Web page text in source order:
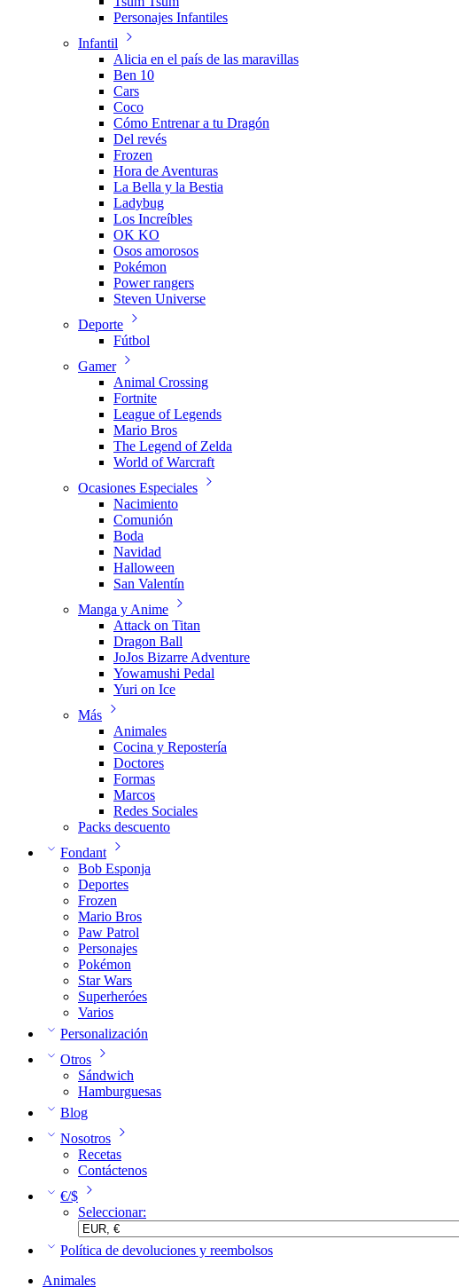
Personajes Infantiles
Infantil
Alicia en el país de las maravillas
Ben 10
Cars
Coco
Cómo Entrenar a tu Dragón
Del revés
Frozen
Hora de Aventuras
La Bella y la Bestia
Ladybug
Los Increíbles
OK KO
Osos amorosos
Pokémon
Power rangers
Steven Universe
Deporte
Fútbol
Gamer
Animal Crossing
Fortnite
League of Legends
Mario Bros
The Legend of Zelda
World of Warcraft
Ocasiones Especiales
Nacimiento
Comunión
Boda
Navidad
Halloween
San Valentín
Manga y Anime
Attack on Titan
Dragon Ball
JoJos Bizarre Adventure
Yowamushi Pedal
Yuri on Ice
Más
Animales
Cocina y Repostería
Doctores
Formas
Marcos
Redes Sociales
Packs descuento
Fondant
Bob Esponja
Deportes
Frozen
Mario Bros
Paw Patrol
Personajes
Pokémon
Star Wars
Superheróes
Varios
Personalización
Otros
Sándwich
Hamburguesas
Blog
Nosotros
Recetas
Contáctenos
€/$
Seleccionar:
Política de devoluciones y reembolsos
Animales